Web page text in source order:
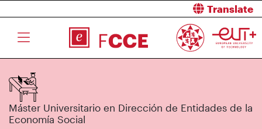
Translate
Máster Universitario en Dirección de Entidades de la
Economía Social